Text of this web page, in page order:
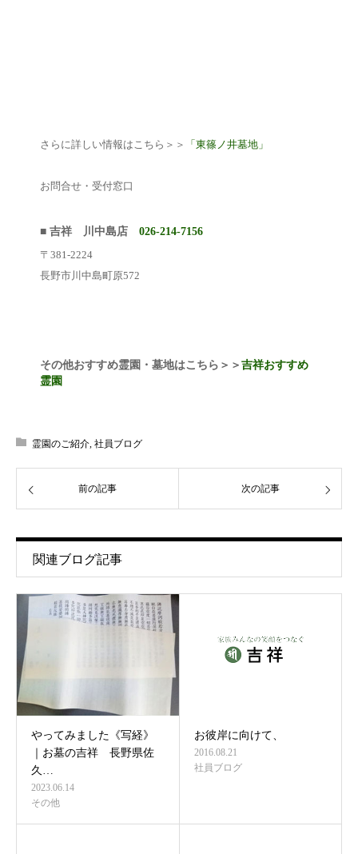
さらに詳しい情報はこちら＞＞ 「東篠ノ井墓地」
お問合せ・受付窓口
■ 吉祥 川中島店 026-214-7156
〒381-2224
長野市川中島町原572
その他おすすめ霊園・墓地はこちら＞＞吉祥おすすめ
霊園
霊園のご紹介, 社員ブログ
前の記事 次の記事
関連ブログ記事
やってみました《写経》
｜お墓の吉祥 長野県佐
久…
2023.06.14
その他
お彼岸に向けて、
2016.08.21
社員ブログ